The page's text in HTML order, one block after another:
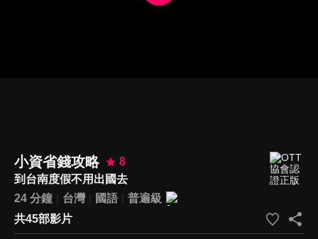
小資省錢攻略
8
到台南度假不用出國去
24 分鐘
台灣 國語
普遍級
共45部影片